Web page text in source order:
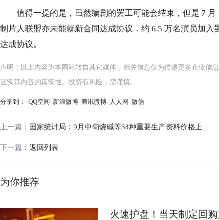
值得一提的是，虽然编剧的罢工可能会结束，但是 7
制片人联盟亦未能就新合同达成协议，约 6.5 万名演员加
达成协议。
声明：以上内容为本网站转自其它媒体，相关信息仅为传递更多企业信
证实其内容的真实性。投资有风险，需谨慎。
分享到： QQ空间 新浪微博 腾讯微博 人人网 微信
上一篇： 国家统计局：9月中旬烧碱等34种重要生产资料价格上
下一篇： 返回列表
为你推荐
火速护盘！当天制定回